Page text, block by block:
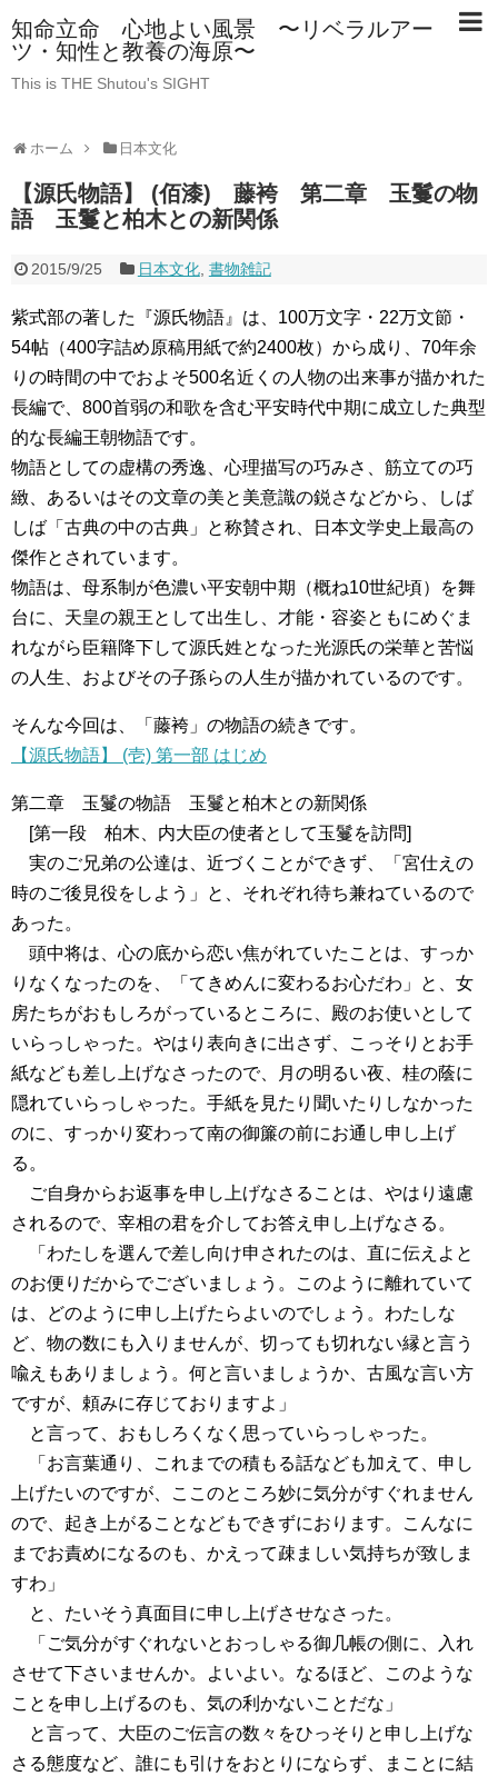
知命立命 心地よい風景 〜リベラルアー
ツ・知性と教養の海原〜
This is THE Shutou's SIGHT
ホーム 日本文化
【源氏物語】 (佰漆) 藤袴 第二章 玉鬘の物
語 玉鬘と柏木との新関係
2015/9/25 日本文化, 書物雑記
紫式部の著した『源氏物語』は、100万文字・22万文節・
54帖（400字詰め原稿用紙で約2400枚）から成り、70年余
りの時間の中でおよそ500名近くの人物の出来事が描かれた
長編で、800首弱の和歌を含む平安時代中期に成立した典型
的な長編王朝物語です。
物語としての虚構の秀逸、心理描写の巧みさ、筋立ての巧
緻、あるいはその文章の美と美意識の鋭さなどから、しば
しば「古典の中の古典」と称賛され、日本文学史上最高の
傑作とされています。
物語は、母系制が色濃い平安朝中期（概ね10世紀頃）を舞
台に、天皇の親王として出生し、才能・容姿ともにめぐま
れながら臣籍降下して源氏姓となった光源氏の栄華と苦悩
の人生、およびその子孫らの人生が描かれているのです。
そんな今回は、「藤袴」の物語の続きです。
【源氏物語】 (壱) 第一部 はじめ
第二章 玉鬘の物語 玉鬘と柏木との新関係
[第一段 柏木、内大臣の使者として玉鬘を訪問]
実のご兄弟の公達は、近づくことができず、「宮仕えの
時のご後見役をしよう」と、それぞれ待ち兼ねているので
あった。
頭中将は、心の底から恋い焦がれていたことは、すっか
りなくなったのを、「てきめんに変わるお心だわ」と、女
房たちがおもしろがっているところに、殿のお使いとして
いらっしゃった。やはり表向きに出さず、こっそりとお手
紙なども差し上げなさったので、月の明るい夜、桂の蔭に
隠れていらっしゃった。手紙を見たり聞いたりしなかった
のに、すっかり変わって南の御簾の前にお通し申し上げ
る。
ご自身からお返事を申し上げなさることは、やはり遠慮
されるので、宰相の君を介してお答え申し上げなさる。
「わたしを選んで差し向け申されたのは、直に伝えよと
のお便りだからでございましょう。このように離れていて
は、どのように申し上げたらよいのでしょう。わたしな
ど、物の数にも入りませんが、切っても切れない縁と言う
喩えもありましょう。何と言いましょうか、古風な言い方
ですが、頼みに存じておりますよ」
と言って、おもしろくなく思っていらっしゃった。
「お言葉通り、これまでの積もる話なども加えて、申し
上げたいのですが、ここのところ妙に気分がすぐれません
ので、起き上がることなどもできずにおります。こんなに
までお責めになるのも、かえって疎ましい気持ちが致しま
すわ」
と、たいそう真面目に申し上げさせなさった。
「ご気分がすぐれないとおっしゃる御几帳の側に、入れ
させて下さいませんか。よいよい。なるほど、このような
ことを申し上げるのも、気の利かないことだな」
と言って、大臣のご伝言の数々をひっそりと申し上げな
さる態度など、誰にも引けをおとりにならず、まことに結